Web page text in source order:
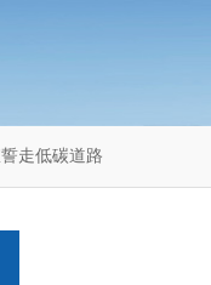
走低碳道路